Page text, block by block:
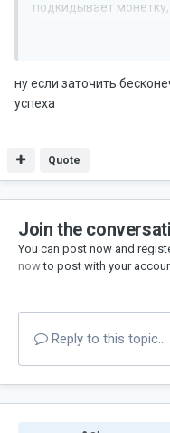
подкидывает
Крафтил ТТ бижу
сфейлилось.
ну если заточить
успеха
Quote
Join the
You can post now and
nowto post with your
Reply to this topic...